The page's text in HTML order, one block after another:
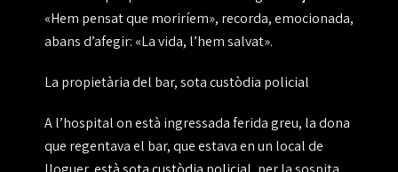
«Hem pensat que moriríem», recorda, emocionada,
abans d’afegir: «La vida, l’hem salvat».
La propietària del bar, sota custòdia policial
A l’hospital on està ingressada ferida greu, la dona
que regentava el bar, que estava en un local de